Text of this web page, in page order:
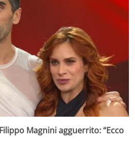
Magnini agguerrito: “Ecco